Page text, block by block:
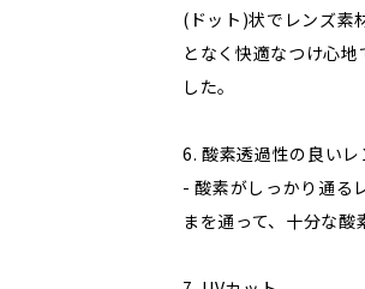
(ドット)状でレンズ素
となく快適なつけ心
した。
6. 酸素透過性の良いレ
- 酸素がしっかり通る
まを通って、十分な酸